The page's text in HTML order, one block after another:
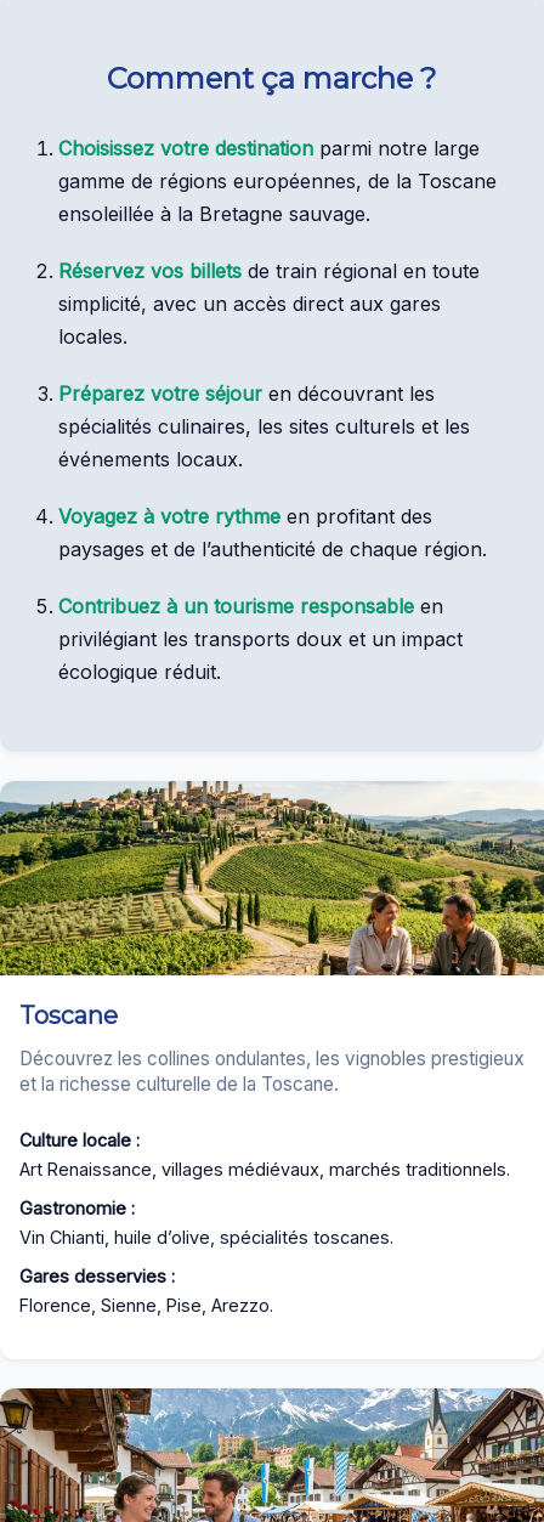
Comment ça marche ?
Choisissez votre destination parmi notre large
gamme de régions européennes, de la Toscane
ensoleillée à la Bretagne sauvage.
Réservez vos billets de train régional en toute
simplicité, avec un accès direct aux gares
locales.
Préparez votre séjour en découvrant les
spécialités culinaires, les sites culturels et les
événements locaux.
Voyagez à votre rythme en profitant des
paysages et de l’authenticité de chaque région.
Contribuez à un tourisme responsable en
privilégiant les transports doux et un impact
écologique réduit.
Toscane
Découvrez les collines ondulantes, les vignobles prestigieux
et la richesse culturelle de la Toscane.
Culture locale :
Art Renaissance, villages médiévaux, marchés traditionnels.
Gastronomie :
Vin Chianti, huile d’olive, spécialités toscanes.
Gares desservies :
Florence, Sienne, Pise, Arezzo.